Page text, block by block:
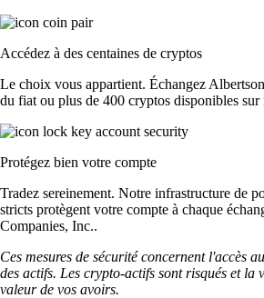
Accédez à des centaines de cryptos
Le choix vous appartient. Échangez
du fiat ou plus de 400 cryptos disponibles sur
Protégez bien votre compte
Tradez sereinement. Notre infrastructure de
stricts protègent votre compte à chaque
Companies, Inc..
Ces mesures de sécurité concernent l'accès
des actifs. Les crypto-actifs sont risqués et
valeur de vos avoirs.